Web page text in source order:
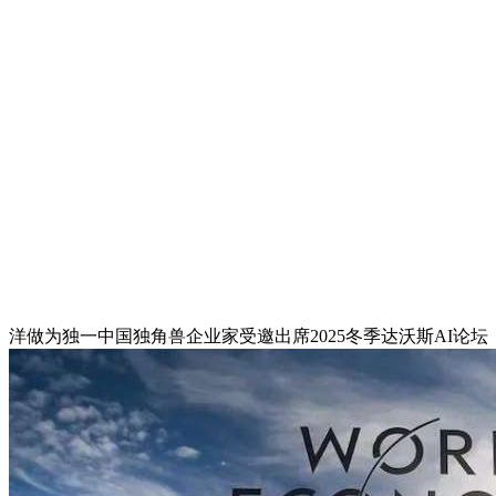
洋做为独一中国独角兽企业家受邀出席2025冬季达沃斯AI论坛